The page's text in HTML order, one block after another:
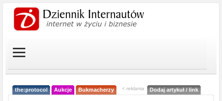
the:protocol Aukcje Bukmacherzy < reklama Dodaj artykuł / link